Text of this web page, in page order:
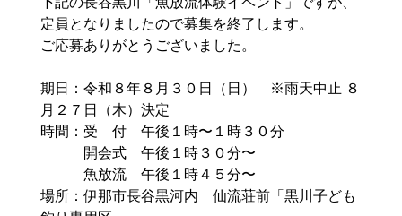
定員となりましたので募集を終了します。
ご応募ありがとうございました。
期日：令和８年８月３０日（日） ※雨天中止 ８
月２７日（木）決定
時間：受 付 午後１時〜１時３０分
開会式 午後１時３０分〜
魚放流 午後１時４５分〜
場所：伊那市長谷黒河内 仙流荘前「黒川子ども